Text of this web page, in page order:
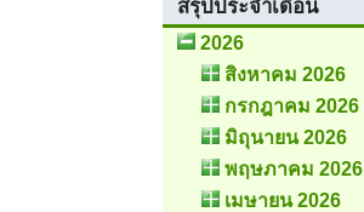
สรุปประจำเดือน
2026
สิงหาคม 2026
กรกฎาคม 2026
มิถุนายน 2026
พฤษภาคม 2026
เมษายน 2026